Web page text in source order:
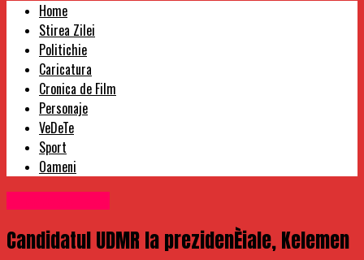
Home
Stirea Zilei
Politichie
Caricatura
Cronica de Film
Personaje
VeDeTe
Sport
Oameni
Candidatul UDMR la prezidenÈiale, Kelemen